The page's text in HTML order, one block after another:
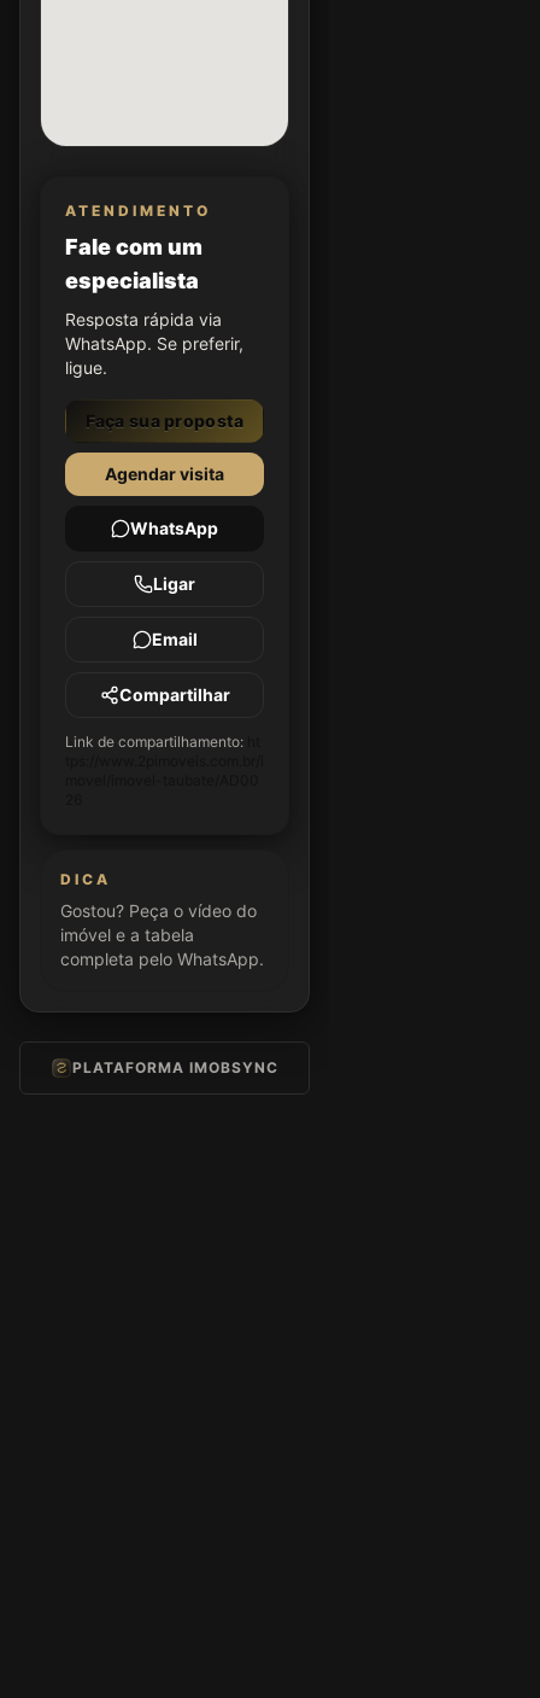
ATENDIMENTO
Fale com um
especialista
Resposta rápida via
WhatsApp. Se preferir,
ligue.
Faça sua proposta
Agendar visita
WhatsApp
Ligar
Email
Compartilhar
Link de compartilhamento:
DICA
Gostou? Peça o vídeo do
imóvel e a tabela
completa pelo WhatsApp.
PLATAFORMA IMOBSYNC